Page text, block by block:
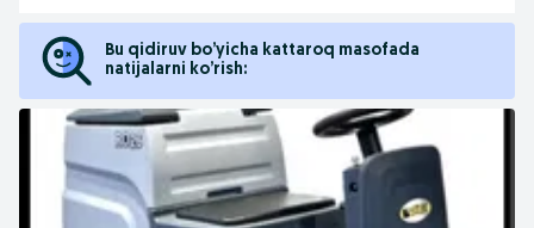
Bu qidiruv bo’yicha kattaroq masofada
natijalarni ko’rish: